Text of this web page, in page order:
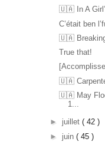
🇺🇦 In A
C’était ben
🇺🇦 Breaking
True that!
🇺🇦
🇺🇦 May
1...
► juillet ( 42 )
► juin ( 45 )